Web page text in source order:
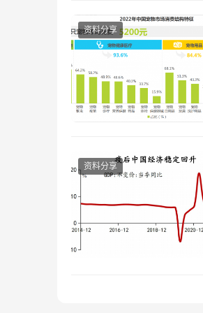
资料分享
资料分享